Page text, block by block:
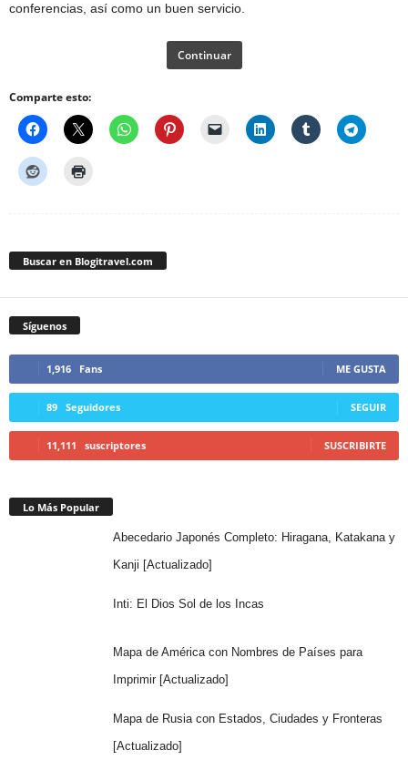
conferencias, así como un buen servicio.
Continuar
Comparte esto:
Buscar en Blogitravel.com
Síguenos
1,916 Fans ME GUSTA
89 Seguidores SEGUIR
11,111 suscriptores SUSCRIBIRTE
Lo Más Popular
Abecedario Japonés Completo: Hiragana, Katakana y
Kanji [Actualizado]
Inti: El Dios Sol de los Incas
Mapa de América con Nombres de Países para
Imprimir [Actualizado]
Mapa de Rusia con Estados, Ciudades y Fronteras
[Actualizado]